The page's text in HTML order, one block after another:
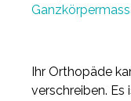
Ihr Orthopäde
verschreiben.